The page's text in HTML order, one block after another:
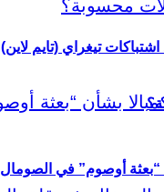
تيغراي (تايم لاين)